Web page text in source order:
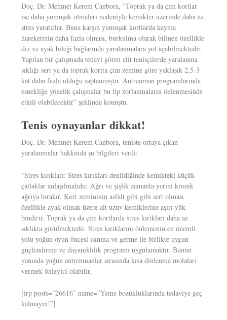
Doç. Dr. Mehmet Kerem Canbora, “Toprak ya da çim kortlar
ise daha yumuşak olmaları nedeniyle kemikler üzerinde daha az
stres yaratırlar. Buna karşın yumuşak kortlarda kayma
hareketinin daha fazla olması, burkulma olarak bilinen özellikle
diz ve ayak bileği bağlarında yaralanmalara yol açabilmektedir.
Yapılan bir çalışmada tedavi gören elit tenisçilerde yaralanma
sıklığı sert ya da toprak kortta çim zemine göre yaklaşık 2,5-3
kat daha fazla olduğu saptanmıştır. Antrenman programlarında
esnekliğe yönelik çalışmalar bu tip zorlanmaların önlenmesinde
etkili olabilecektir” şeklinde konuştu.
Tenis oynayanlar dikkat!
Doç. Dr. Mehmet Kerem Canbora, teniste ortaya çıkan
yaralanmalar hakkında şu bilgileri verdi:
“Stres kırıkları: Stres kırıkları denildiğinde kemikteki küçük
çatlaklar anlaşılmalıdır. Ağrı ve şişlik zamanla yerini kronik
ağrıya bırakır. Kort zemininin asfalt gibi gibi sert olması
özellikle ayak olmak üzere alt uzuv kemiklerine aşırı yük
bindirir. Toprak ya da çim kortlarda stres kırıkları daha az
sıklıkta görülmektedir. Stres kırıklarını önlemenin en önemli
yolu yoğun oyun öncesi ısınma ve germe ile birlikte uygun
güçlendirme ve dayanıklılık programı uygulamaktır. Bunun
yanında yoğun antrenmanlar sırasında kısa dinlenme molaları
vermek önleyici olabilir.
[irp posts=”26616″ name=”Yeme bozukluklarında tedaviye geç
kalmayın!”]